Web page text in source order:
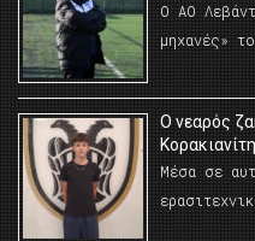
Ο ΑΟ
μηχανές»
O νεαρός
Μέσα σε